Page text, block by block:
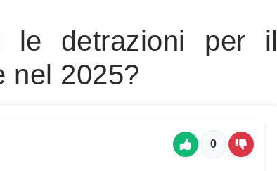
le detrazioni per il
nel 2025?
0